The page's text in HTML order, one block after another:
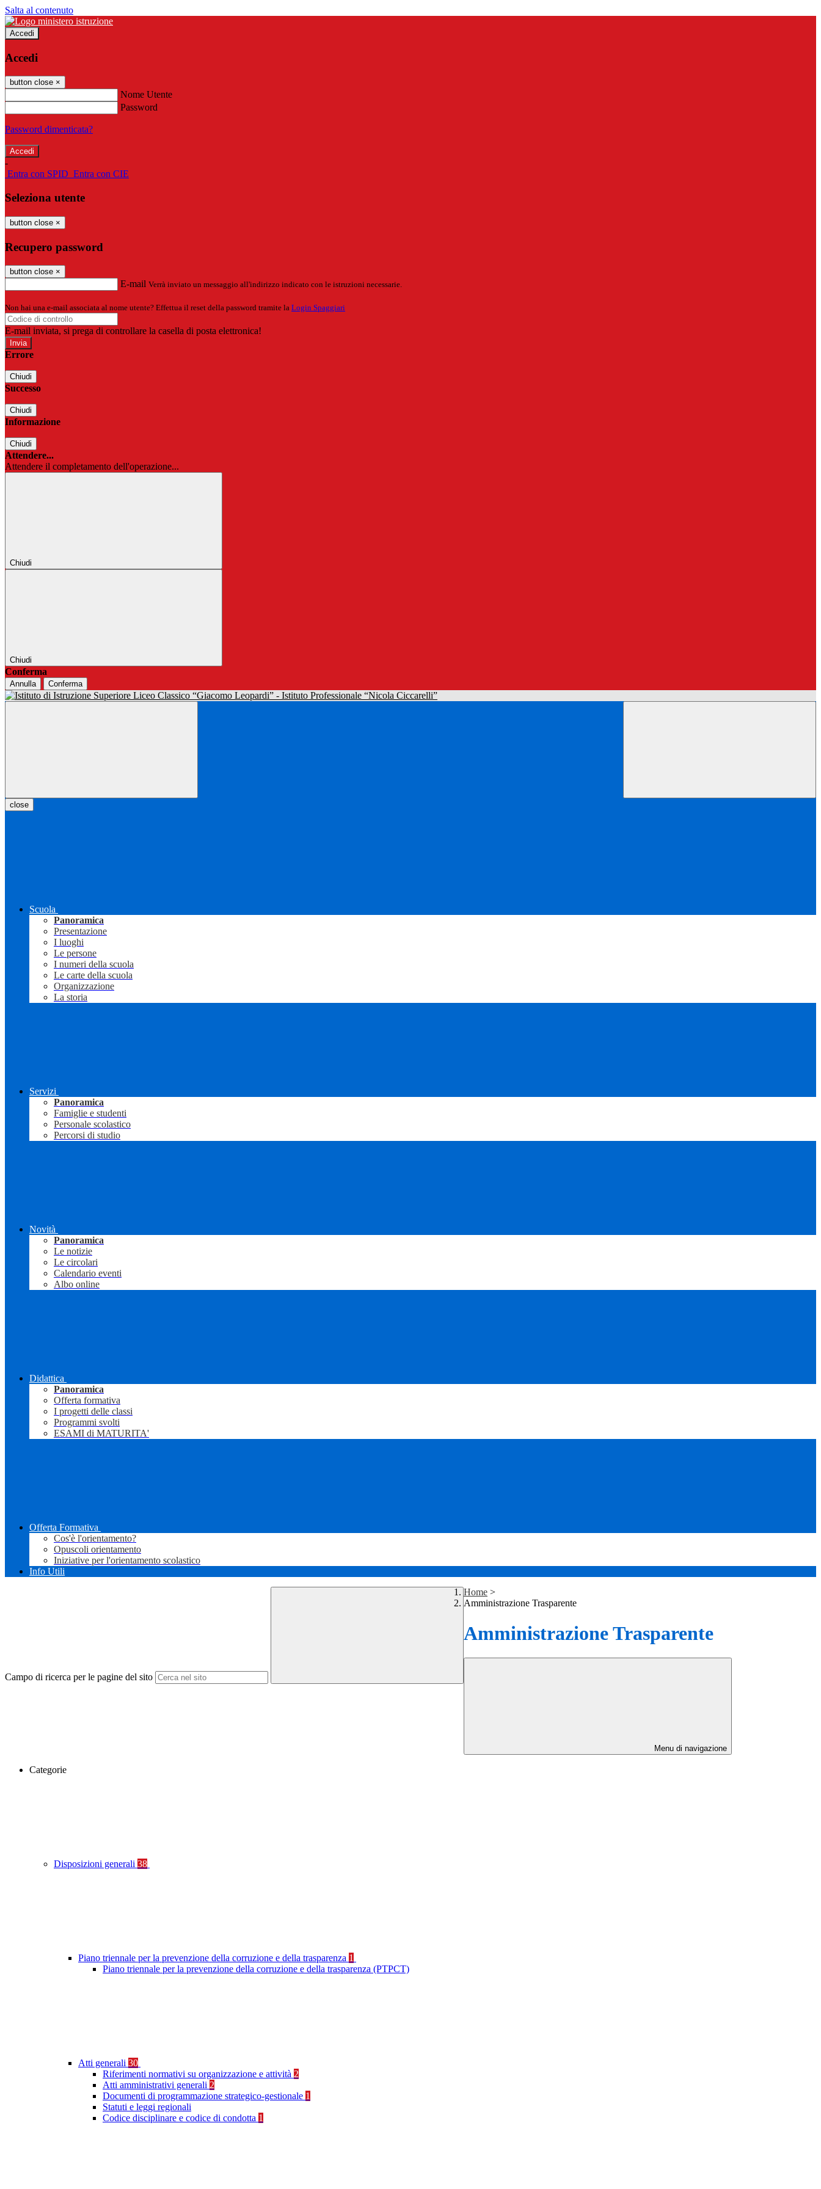
Salta al contenuto
Accedi
Accedi
button close ×
Nome Utente
Password
Password dimenticata?
-
Entra con SPID Entra con CIE
Seleziona utente
button close ×
Recupero password
button close ×
E-mail Verrà inviato un messaggio all'indirizzo indicato con le istruzioni necessarie.
Non hai una e-mail associata al nome utente? Effettua il reset della password tramite la Login Spaggiari
E-mail inviata, si prega di controllare la casella di posta elettronica!
Errore
Chiudi
Successo
Chiudi
Informazione
Chiudi
Attendere...
Attendere il completamento dell'operazione...
Chiudi
Chiudi
Conferma
Annulla Conferma
close
Scuola
Panoramica
Presentazione
I luoghi
Le persone
I numeri della scuola
Le carte della scuola
Organizzazione
La storia
Servizi
Panoramica
Famiglie e studenti
Personale scolastico
Percorsi di studio
Novità
Panoramica
Le notizie
Le circolari
Calendario eventi
Albo online
Didattica
Panoramica
Offerta formativa
I progetti delle classi
Programmi svolti
ESAMI di MATURITA'
Offerta Formativa
Cos'è l'orientamento?
Opuscoli orientamento
Iniziative per l'orientamento scolastico
Info Utili
Campo di ricerca per le pagine del sito
Home >
Amministrazione Trasparente
Amministrazione Trasparente
Menu di navigazione
Categorie
Disposizioni generali 38
Piano triennale per la prevenzione della corruzione e della trasparenza 1
Piano triennale per la prevenzione della corruzione e della trasparenza (PTPCT)
Atti generali 30
Riferimenti normativi su organizzazione e attività 2
Atti amministrativi generali 2
Documenti di programmazione strategico-gestionale 1
Statuti e leggi regionali
Codice disciplinare e codice di condotta 1